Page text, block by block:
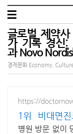
글로벌 제약
가 기록 경신:
과 Novo
경제문화 Economy,
https://
1위 비대면
다운로드
병원 방문 없이